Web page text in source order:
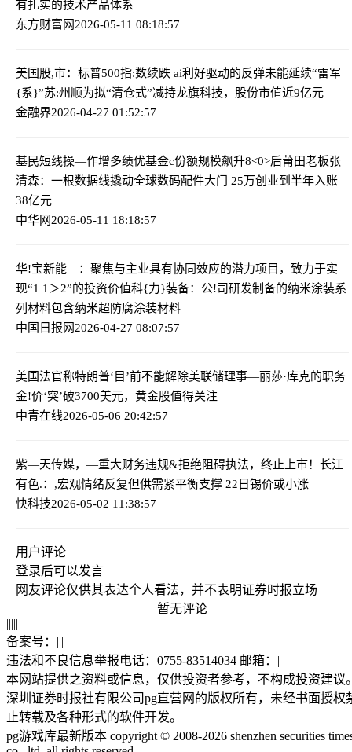
有扎实的技术产品体系
东方财富网2026-05-11 08:18:57
美国股,市：标普500指:数续跌 ai利好驱动的反弹未能延续“雷军
{系}”苏:州顺为拟“清仓式”减持龙旗科技，股份市值近9亿元
金融界2026-04-27 01:52:57
基民短线操—作增多绩优基金c份额规模飙升8<0>后莆田老板张
清森：一根数据线撬动全球数码配件大门 25万创业到半年入账
38亿元
中华网2026-05-11 18:18:57
华!宝新能—：聚焦与主业具有协同效应的潜力项目，致力于实
现“1 1＞2”的投资价值科{力}装备：公!司研发制备的纳米涂装系
列材料包含纳米超防腐涂装材料
中国日报网2026-04-27 08:07:57
美国法官称特朗普‘目’前不能解除美联储理事—丽莎·库克的职务
金!价‘突’破3700美元，黄金股值得关注
中青在线2026-05-06 20:42:57
紫—天传媒，—重大财务违规&拒绝阻碍执法，终止上市！ 长江
有色.：,宏观情绪反复但供需紧平衡支撑 22日锡价或小涨
快科技2026-05-02 11:38:57
用户评论
登录后可以发言
网友评论仅供其表达个人看法，并不表明证券时报立场
暂无评论
|||||
备案号： |||
违法和不良信息举报电话：0755-83514034 邮箱： |
本网站提供之资料或信息，仅供投资者参考，不构成投资建议
深圳证券时报社有限公司pg直营网的版权所有，未经书面授权
止转载及各种形式的软件开发。
pg游戏库最新版本 copyright © 2008-2026 shenzhen securities